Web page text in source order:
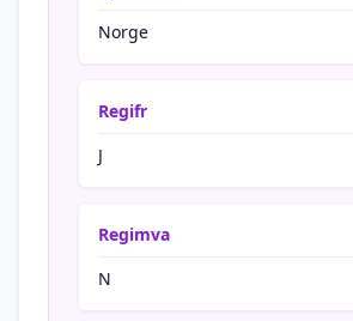
Norge
Regifr
J
Regimva
N